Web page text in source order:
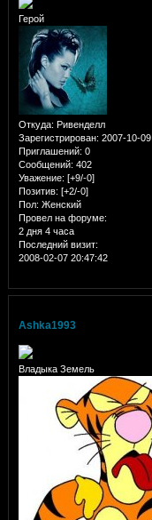
Герой
Откуда: Ривенделл
Зарегистрирован: 2007-10-09
Приглашений: 0
Сообщений: 402
Уважение: [+9/-0]
Позитив: [+2/-0]
Пол: Женский
Провел на форуме:
2 дня 4 часа
Последний визит:
2008-02-07 20:47:42
Ashka1993
Владыка Земель